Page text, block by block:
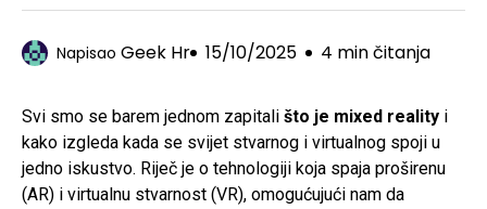
Napisao Geek Hr 15/10/2025 4 min čitanja
Svi smo se barem jednom zapitali što je mixed reality i
kako izgleda kada se svijet stvarnog i virtualnog spoji u
jedno iskustvo. Riječ je o tehnologiji koja spaja proširenu
(AR) i virtualnu stvarnost (VR), omogućujući nam da